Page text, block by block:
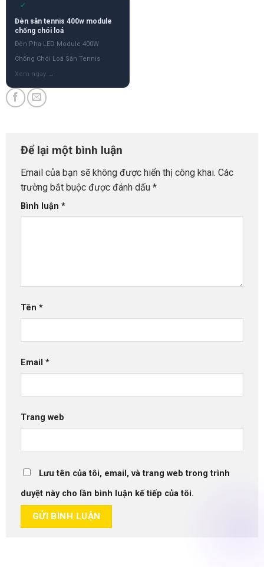
✓
Đèn sân tennis 400w module
chống chói loá
Đèn Pha LED Module 400W
Chống Chói Loá Sân Tennis
Để lại một bình luận
Email của bạn sẽ không được hiển thị công khai. Các
trường bắt buộc được đánh dấu *
Bình luận *
Tên *
Email *
Trang web
Lưu tên của tôi, email, và trang web trong trình
duyệt này cho lần bình luận kế tiếp của tôi.